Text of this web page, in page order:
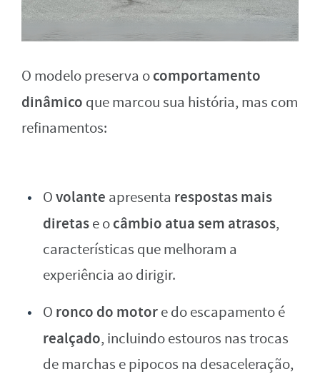
O modelo preserva ocomportamento
dinâmico que marcou sua história, mas com
refinamentos:
Ovolante apresenta respostas mais
diretase ocâmbio atua sem atrasos,
características que melhoram a
experiência ao dirigir.
O ronco do motore do escapamento é
realçado, incluindo estouros nas trocas
de marchas e pipocos na desaceleração,